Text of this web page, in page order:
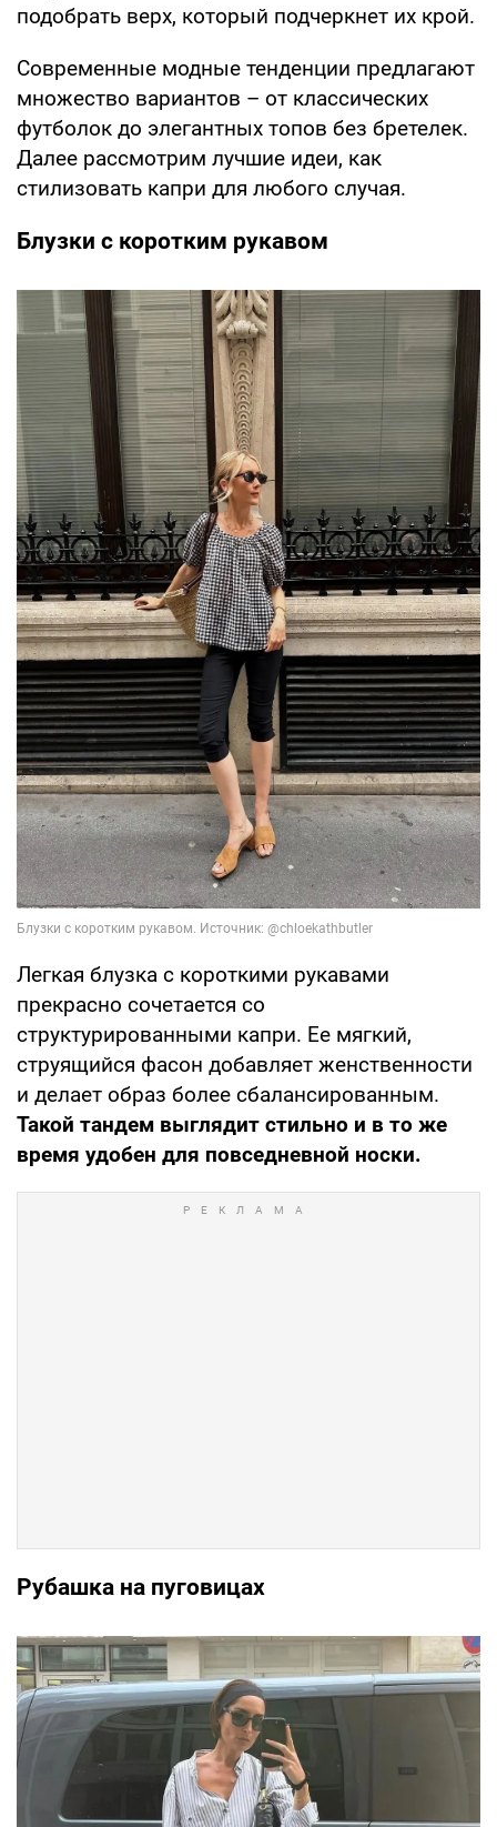
подобрать верх, который подчеркнет их крой.
Современные модные тенденции предлагают
множество вариантов – от классических
футболок до элегантных топов без бретелек.
Далее рассмотрим лучшие идеи, как
стилизовать капри для любого случая.
Блузки с коротким рукавом
Легкая блузка с короткими рукавами
прекрасно сочетается со
структурированными капри. Ее мягкий,
струящийся фасон добавляет женственности
и делает образ более сбалансированным.
Такой тандем выглядит стильно и в то же
время удобен для повседневной носки.
Рубашка на пуговицах